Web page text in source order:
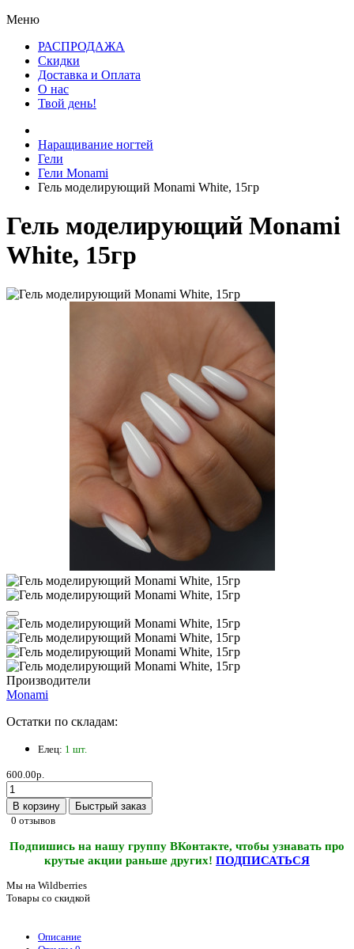
Меню
РАСПРОДАЖА
Скидки
Доставка и Оплата
О нас
Твой день!
Наращивание ногтей
Гели
Гели Monami
Гель моделирующий Monami White, 15гр
Гель моделирующий Monami
White, 15гр
Производители
Monami
Остатки по складам:
Елец: 1 шт.
600.00р.
В корзину
Быстрый заказ
0 отзывов
Подпишись на нашу группу ВКонтакте, чтобы узнавать про
крутые акции раньше других! ПОДПИСАТЬСЯ
Мы на Wildberries
Товары со скидкой
Описание